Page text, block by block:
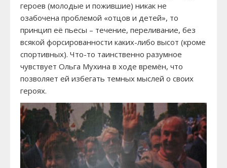
героев (молодые и пожившие) никак не
озабочена проблемой «отцов и детей», то
принцип её пьесы – течение, переливание, без
всякой форсированности каких-либо высот (кроме
спортивных). Что-то таинственно разумное
чувствует Ольга Мухина в ходе времён, что
позволяет ей избегать темных мыслей о своих
героях.